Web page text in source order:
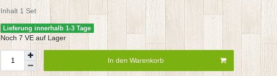
Inhalt 1Set
Lieferung innerhalb 1-3 Tage
Noch 7 VE auf Lager
In den Warenkorb